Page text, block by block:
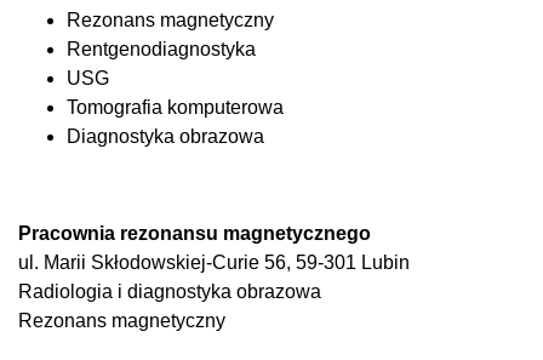
Rezonans magnetyczny
Rentgenodiagnostyka
USG
Tomografia komputerowa
Diagnostyka obrazowa
Pracownia rezonansu magnetycznego
ul. Marii Skłodowskiej-Curie 56, 59-301 Lubin
Radiologia i diagnostyka obrazowa
Rezonans magnetyczny